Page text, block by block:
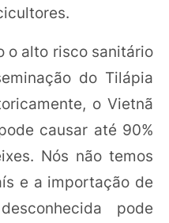
o alto risco sanitário
do Tilápia
o Vietnã
causar até 90%
Nós não temos
e a importação de
pode